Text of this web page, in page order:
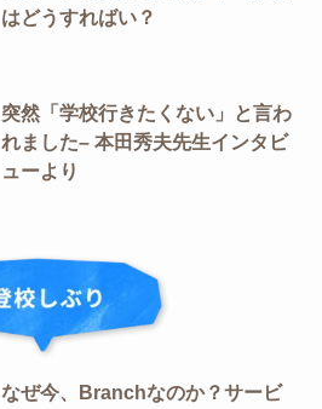
はどうすればい？
突然「学校行きたくない」と言わ
れました– 本田秀夫先生インタビ
ューより
なぜ今、Branchなのか？サービ